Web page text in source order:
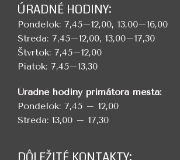
ÚRADNÉ HODINY:
Pondelok: 7,45–12,00, 13,00–16,00
Streda: 7,45–12,00, 13,00–17,30
Štvrtok: 7,45–12,00
Piatok: 7,45–13,30
Úradné hodiny primátora mesta:
Pondelok: 7,45 – 12,00
Streda: 13,00 – 17,30